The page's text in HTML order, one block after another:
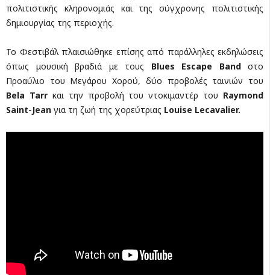
πολιτιστικής κληρονομιάς και της σύγχρονης πολιτιστικής
δημιουργίας της περιοχής.
Το Φεστιβάλ πλαισιώθηκε επίσης από παράλληλες εκδηλώσεις
όπως μουσική βραδιά με τους Blues Escape Bandστο
Προαύλιο του Μεγάρου Χορού, δύο προβολές ταινιών του
Bela Tarrκαι την προβολή του ντοκιμαντέρ του Raymond
Saint-Jean για τη ζωή της χορεύτριας Louise Lecavalier.